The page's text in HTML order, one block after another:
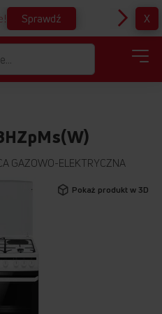
Sprawdź X
GAZOWO-ELEKTRYCZNA
Pokaż produkt w 3D